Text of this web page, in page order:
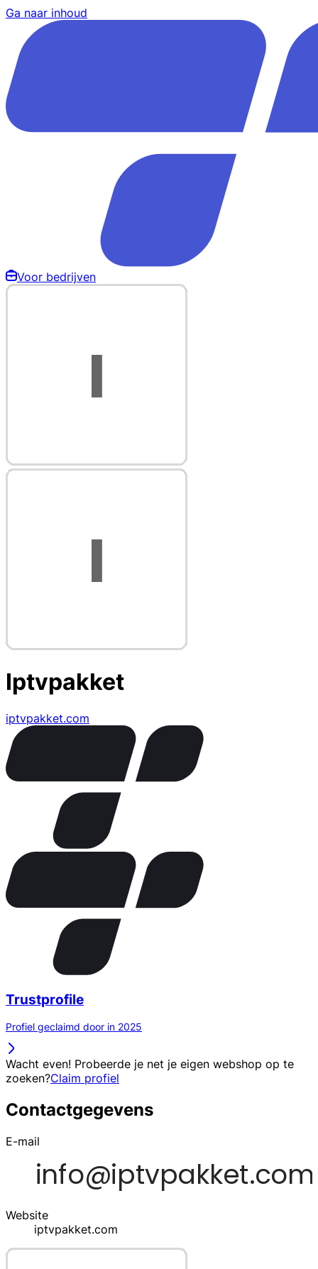
Ga naar inhoud
Voor bedrijven
Iptvpakket
iptvpakket.com
Trustprofile
Profiel geclaimd door in 2025
Wacht even! Probeerde je net je eigen webshop op te
zoeken?Claim profiel
Contactgegevens
E-mail
Website
iptvpakket.com